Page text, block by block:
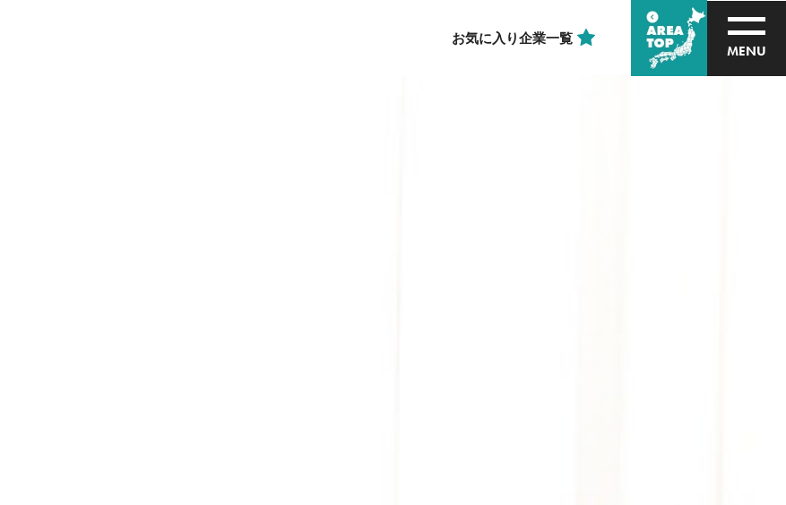
お気に入り企業一覧
MENU